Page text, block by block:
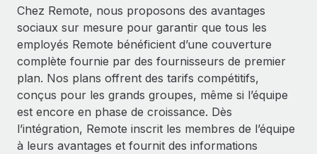
SERVICES
Demandez aux experts
Recevez des conseils d’experts sur les RH à
l’international et la conformité
Contrôles d’antécédents
Simplifiez vos processus de présélection des
candidats
Devenir partenaire
Explorez avec nous vos opportunités de partenariat
Remote Build
Bientôt disponible
Conseil en intégrations et automatisations assistées par
ÉTUDES DE CAS
Données sur les salaires et les talents
Centre de ressources
Obtenir de l’aide
Voir toutes les ressources
Chez Remote, nous proposons des avantages
sociaux sur mesure pour garantir que tous les
employés Remote bénéficient d’une couverture
complète fournie par des fournisseurs de premier
plan. Nos plans offrent des tarifs compétitifs,
conçus pour les grands groupes, même si l’équipe
est encore en phase de croissance. Dès
l’intégration, Remote inscrit les membres de l’équipe
à leurs avantages et fournit des informations